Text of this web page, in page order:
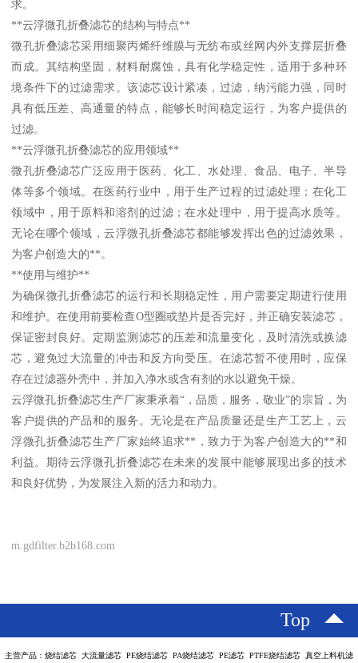
求。
**云浮微孔折叠滤芯的结构与特点**
微孔折叠滤芯采用细聚丙烯纤维膜与无纺布或丝网内外支撑层折叠
而成。其结构坚固，材料耐腐蚀，具有化学稳定性，适用于多种环
境条件下的过滤需求。该滤芯设计紧凑，过滤，纳污能力强，同时
具有低压差、高通量的特点，能够长时间稳定运行，为客户提供的
过滤。
**云浮微孔折叠滤芯的应用领域**
微孔折叠滤芯广泛应用于医药、化工、水处理、食品、电子、半导
体等多个领域。在医药行业中，用于生产过程的过滤处理；在化工
领域中，用于原料和溶剂的过滤；在水处理中，用于提高水质等。
无论在哪个领域，云浮微孔折叠滤芯都能够发挥出色的过滤效果，
为客户创造大的**。
**使用与维护**
为确保微孔折叠滤芯的运行和长期稳定性，用户需要定期进行使用
和维护。在使用前要检查O型圈或垫片是否完好，并正确安装滤芯，
保证密封良好。定期监测滤芯的压差和流量变化，及时清洗或换滤
芯，避免过大流量的冲击和反方向受压。在滤芯暂不使用时，应保
存在过滤器外壳中，并加入净水或含有剂的水以避免干燥。
云浮微孔折叠滤芯生产厂家秉承着“，品质，服务，敬业”的宗旨，为
客户提供的产品和的服务。无论是在产品质量还是生产工艺上，云
浮微孔折叠滤芯生产厂家始终追求**，致力于为客户创造大的**和
利益。期待云浮微孔折叠滤芯在未来的发展中能够展现出多的技术
和良好优势，为发展注入新的活力和动力。
m.gdfilter.b2b168.com
Top
主营产品：烧结滤芯 大流量滤芯 PE烧结滤芯 PA烧结滤芯 PE滤芯 PTFE烧结滤芯 真空上料机滤